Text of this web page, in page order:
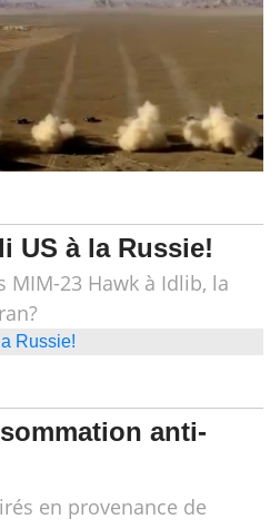
US à la Russie!
MIM-23 Hawk à Idlib, la
anti-
en provenance de